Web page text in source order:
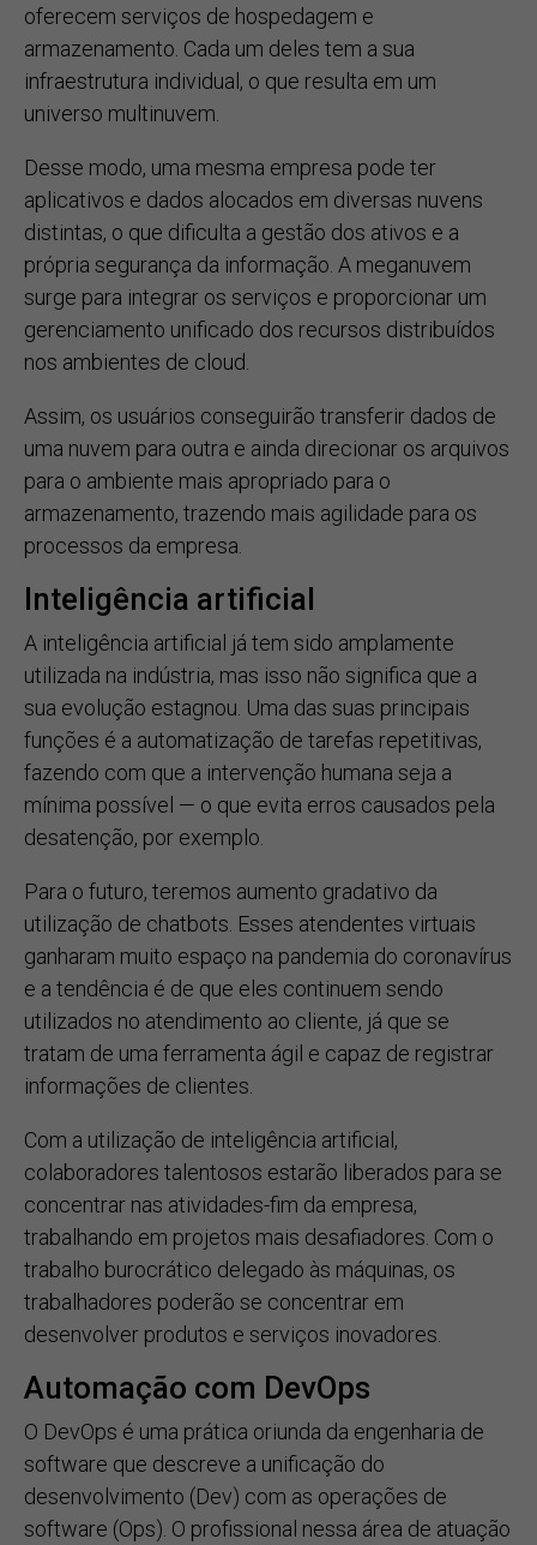
oferecem serviços de hospedagem e
armazenamento. Cada um deles tem a sua
infraestrutura individual, o que resulta em um
universo multinuvem.
Desse modo, uma mesma empresa pode ter
aplicativos e dados alocados em diversas nuvens
distintas, o que dificulta a gestão dos ativos e a
própria segurança da informação. A meganuvem
surge para integrar os serviços e proporcionar um
gerenciamento unificado dos recursos distribuídos
nos ambientes de cloud.
Assim, os usuários conseguirão transferir dados de
uma nuvem para outra e ainda direcionar os arquivos
para o ambiente mais apropriado para o
armazenamento, trazendo mais agilidade para os
processos da empresa.
Inteligência artificial
A inteligência artificial já tem sido amplamente
utilizada na indústria, mas isso não significa que a
sua evolução estagnou. Uma das suas principais
funções é a automatização de tarefas repetitivas,
fazendo com que a intervenção humana seja a
mínima possível — o que evita erros causados pela
desatenção, por exemplo.
Para o futuro, teremos aumento gradativo da
utilização de chatbots. Esses atendentes virtuais
ganharam muito espaço na pandemia do coronavírus
e a tendência é de que eles continuem sendo
utilizados no atendimento ao cliente, já que se
tratam de uma ferramenta ágil e capaz de registrar
informações de clientes.
Com a utilização de inteligência artificial,
colaboradores talentosos estarão liberados para se
concentrar nas atividades-fim da empresa,
trabalhando em projetos mais desafiadores. Com o
trabalho burocrático delegado às máquinas, os
trabalhadores poderão se concentrar em
desenvolver produtos e serviços inovadores.
Automação com DevOps
O DevOps é uma prática oriunda da engenharia de
software que descreve a unificação do
desenvolvimento (Dev) com as operações de
software (Ops). O profissional nessa área de atuação